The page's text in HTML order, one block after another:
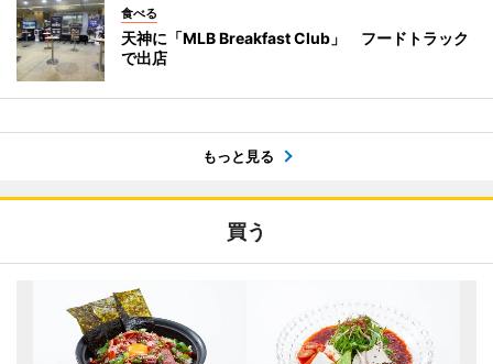
食べる
天神に「MLB Breakfast Club」 フードトラック
で出店
もっと見る
買う